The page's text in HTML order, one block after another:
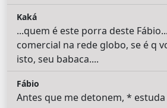
Kaká
...quem é este porra deste
comercial na rede globo, se é q
isto, seu babaca....
Fábio
Antes que me detonem, * estuda